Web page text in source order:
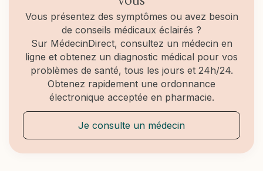
l'anxiété. Chez les adultes, la TCC permet de
modifier les schémas de pensée anxieux, souvent
complétée par une médication si nécessaire. Ces
approches personnalisées favorisent une
amélioration significative des symptômes et une
meilleure qualité de vie. &nbsp;
Vous présentez des symptômes ou avez besoin
de conseils médicaux éclairés ?
Sur MédecinDirect, consultez un médecin en
ligne et obtenez un diagnostic médical pour vos
problèmes de santé, tous les jours et 24h/24.
Obtenez rapidement une ordonnance
électronique acceptée en pharmacie.
Je consulte un médecin